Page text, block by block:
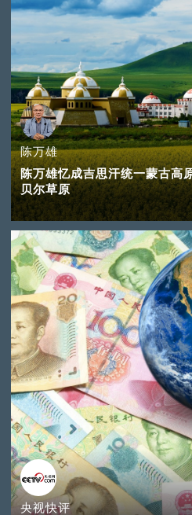
陈万雄
陈万雄忆成吉思汗统一蒙古高
贝尔草原
央视快评